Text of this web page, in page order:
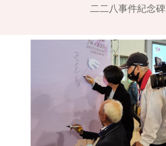
二二八事件紀念碑